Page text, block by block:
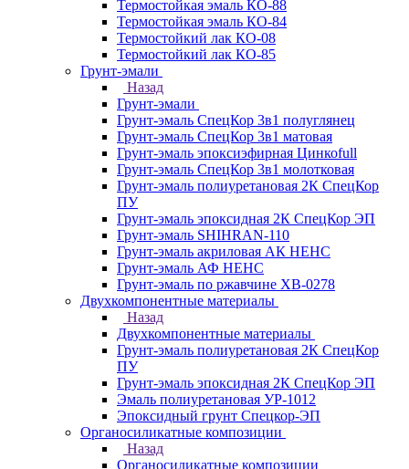
Термостойкая эмаль КО-88
Термостойкая эмаль КО-84
Термостойкий лак КО-08
Термостойкий лак КО-85
Грунт-эмали
Назад
Грунт-эмали
Грунт-эмаль СпецКор 3в1 полуглянец
Грунт-эмаль СпецКор 3в1 матовая
Грунт-эмаль эпоксиэфирная Цинкоfull
Грунт-эмаль СпецКор 3в1 молотковая
Грунт-эмаль полиуретановая 2К СпецКор
ПУ
Грунт-эмаль эпоксидная 2К СпецКор ЭП
Грунт-эмаль SHIHRAN-110
Грунт-эмаль акриловая АК НЕНС
Грунт-эмаль АФ НЕНС
Грунт-эмаль по ржавчине ХВ-0278
Двухкомпонентные материалы
Назад
Двухкомпонентные материалы
Грунт-эмаль полиуретановая 2К СпецКор
ПУ
Грунт-эмаль эпоксидная 2К СпецКор ЭП
Эмаль полиуретановая УР-1012
Эпоксидный грунт Спецкор-ЭП
Органосиликатные композиции
Назад
Органосиликатные композиции